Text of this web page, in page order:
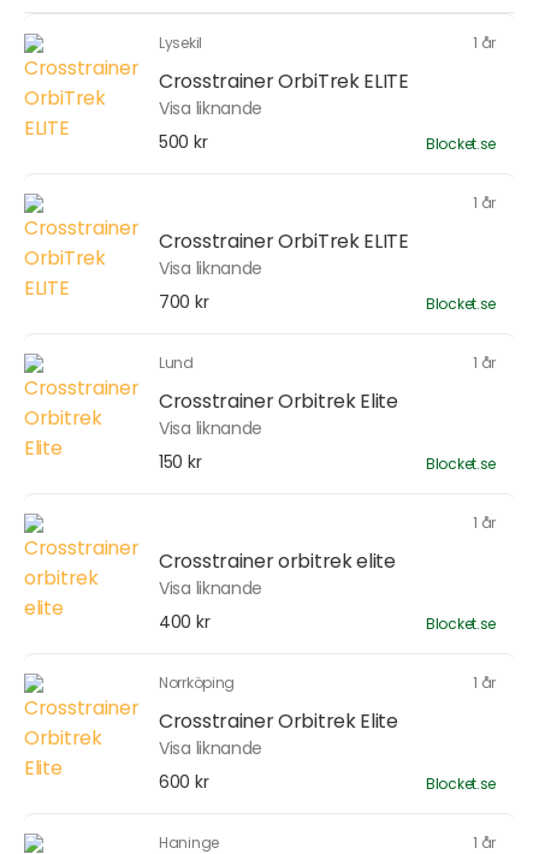
Lysekil 1 år
Crosstrainer OrbiTrek ELITE
Visa liknande
500 kr
Blocket.se
1 år
Crosstrainer OrbiTrek ELITE
Visa liknande
700 kr
Blocket.se
Lund 1 år
Crosstrainer Orbitrek Elite
Visa liknande
150 kr
Blocket.se
1 år
Crosstrainer orbitrek elite
Visa liknande
400 kr
Blocket.se
Norrköping 1 år
Crosstrainer Orbitrek Elite
Visa liknande
600 kr
Blocket.se
Haninge 1 år